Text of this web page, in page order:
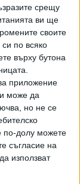
срещу
ви ще
своите
по всяко
върху бутона
приложение
може да
но не се
по-долу можете
съгласие на
използват
се образува
София
на
войната
Кремъл
на
гони
в